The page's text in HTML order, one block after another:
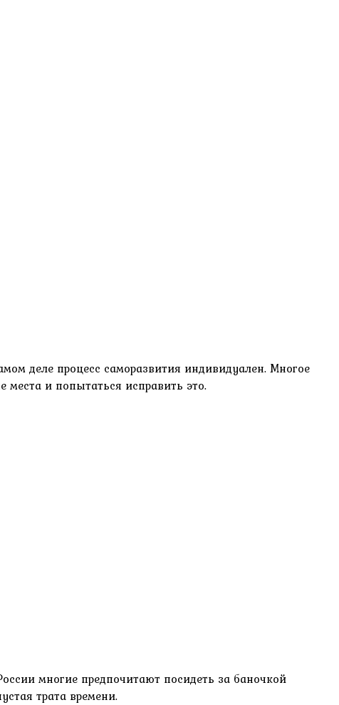
деле процесс саморазвития индивидуален. Многое
и попытаться исправить это.
многие предпочитают посидеть за баночкой
трата времени.